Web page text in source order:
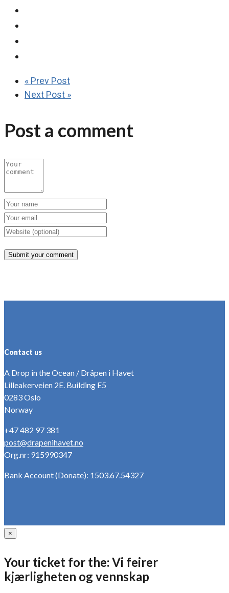
« Prev Post
Next Post »
Post a comment
Contact us
A Drop in the Ocean / Dråpen i Havet
Lilleakerveien 2E. Building E5
0283 Oslo
Norway
+47 482 97 381
post@drapenihavet.no
Org.nr: 915990347
Bank Account (Donate): 1503.67.54327
×
Your ticket for the: Vi feirer
kjærligheten og vennskap